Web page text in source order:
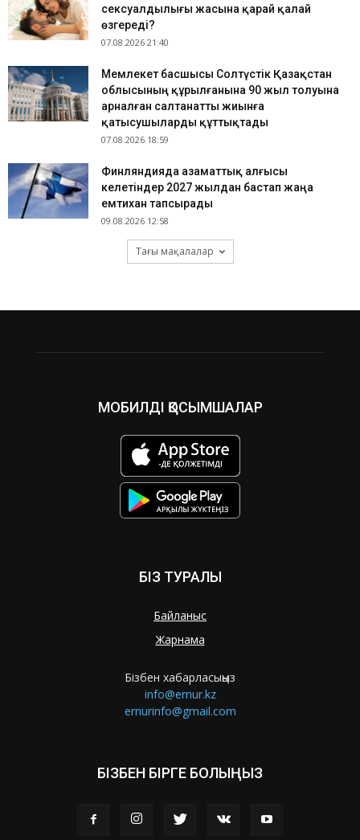
сексуалдылығы жасына қарай қалай
өзгереді?
07.08.2026 21:40
Мемлекет басшысы Солтүстік Қазақстан
облысының құрылғанына 90 жыл толуына
арналған салтанатты жиынға
қатысушыларды құттықтады
07.08.2026 18:59
Финляндияда азаматтық алғысы
келетіндер 2027 жылдан бастап жаңа
емтихан тапсырады
09.08.2026 12:58
Тағы мақалалар
МОБИЛДІ ҚОСЫМШАЛАР
БІЗ ТУРАЛЫ
Байланыс
Жарнама
Бізбен хабарласыңыз
info@ernur.kz
ernurinfo@gmail.com
БІЗБЕН БІРГЕ БОЛЫҢЫЗ